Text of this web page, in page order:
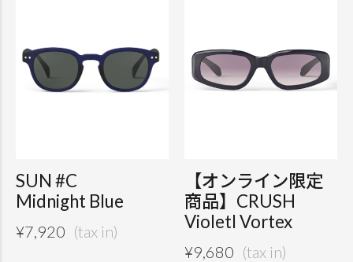
SUN #C
Midnight Blue
¥7,920
【オンライン限定
商品】CRUSH
VioletI Vortex
¥9,680